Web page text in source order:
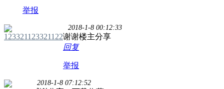
举报
123321123321122
2018-1-8 00:12:33
谢谢楼主分享
回复
举报
2018-1-8 07:12:52